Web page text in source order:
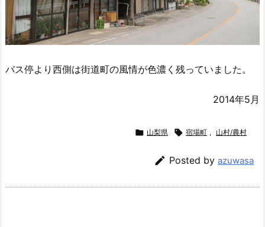
バス停より西側は街道町の風情が色濃く残っていました。
2014年5月
 山梨県  宿場町 , 山村/農村
 Posted by azuwasa